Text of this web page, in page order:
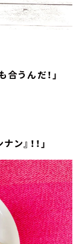
うんだ！」
』！！」